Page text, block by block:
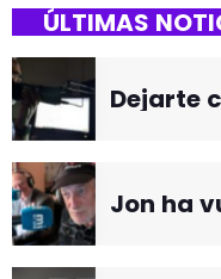
ÚLTIMAS
Dejarte
Jon ha